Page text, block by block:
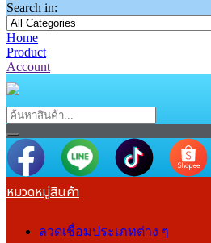
Search in:
Home
Product
Account
หมวดหมู่สินค้า
ลวดเชื่อมประเภทต่าง ๆ